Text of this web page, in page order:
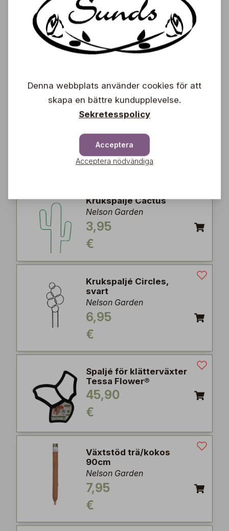
Krukspaljé Square,
svart
Nelson Garden
€
Krukspaljé Cato
Nelson Garden
5,95
€
Krukspaljé Cactus
Nelson Garden
3,95
€
Krukspaljé Circles,
svart
Nelson Garden
6,95
€
Spaljé för klätterväxter
Tessa Flower®
45,90
€
Växtstöd trä/kokos
90cm
Nelson Garden
7,95
€
Denna webbplats använder cookies för att
skapa en bättre kundupplevelse.
Sekretesspolicy
Acceptera
Acceptera nödvändiga